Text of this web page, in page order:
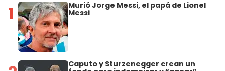
1 Murió Jorge Messi, el papá de Lionel
Messi
Caputo y Sturzenegger crean un